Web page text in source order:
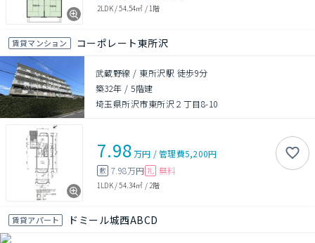
2LDK/54.54㎡ / 1階
賃貸マンション コーポレート東所沢
武蔵野線 / 東所沢駅 徒歩9分
築32年 /5階建
埼玉県所沢市東所沢２丁目8-10
7.98万円 /管理費5,200円
敷 7.98万円 礼 無料
1LDK/54.34㎡ / 2階
賃貸アパート ドミール城西ABCD